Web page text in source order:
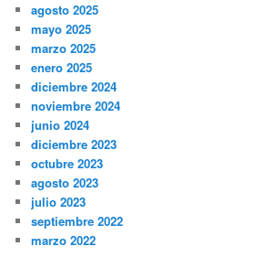
agosto 2025
mayo 2025
marzo 2025
enero 2025
diciembre 2024
noviembre 2024
junio 2024
diciembre 2023
octubre 2023
agosto 2023
julio 2023
septiembre 2022
marzo 2022